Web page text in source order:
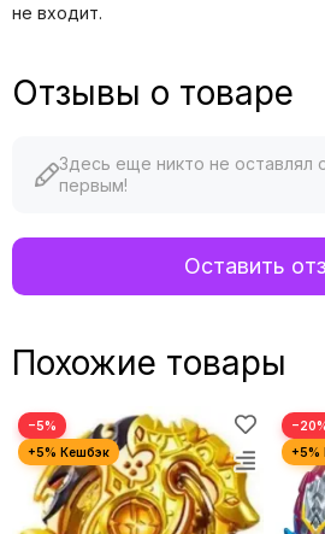
не входит.
Отзывы о товаре
Здесь еще никто не оставлял
первым!
Оставить
Похожие товары
−5%